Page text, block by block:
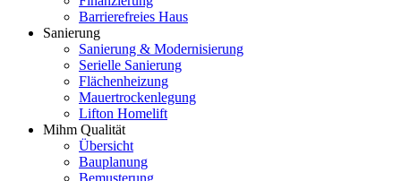
Barrierefreies Haus
Sanierung
Sanierung & Modernisierung
Serielle Sanierung
Flächenheizung
Mauertrockenlegung
Lifton Homelift
Mihm Qualität
Übersicht
Bauplanung
Bemusterung